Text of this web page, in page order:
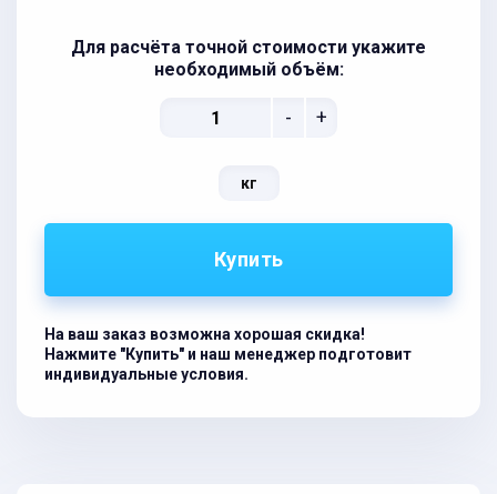
Для расчёта точной стоимости укажите
необходимый объём:
- +
кг
Купить
На ваш заказ возможна хорошая скидка!
Нажмите "Купить" и наш менеджер подготовит
индивидуальные условия.